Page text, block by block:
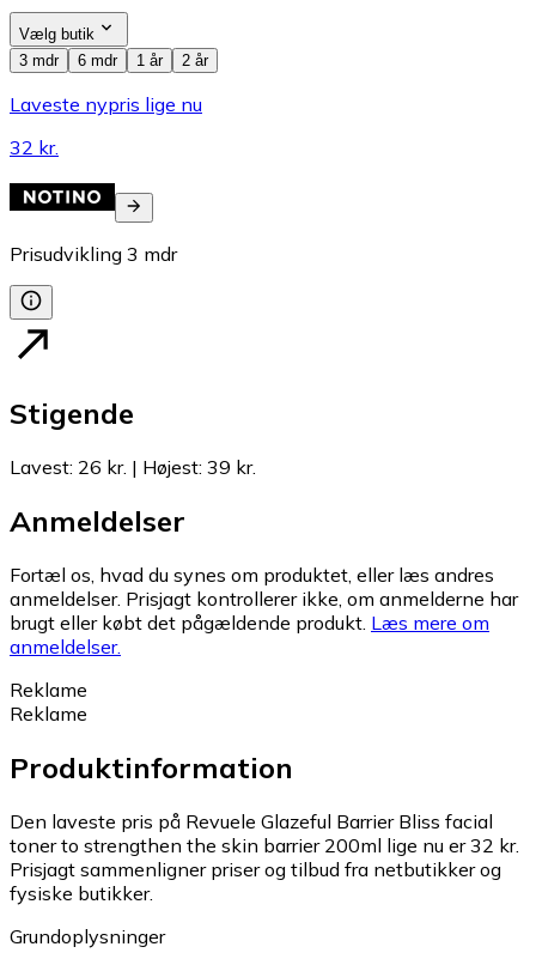
Vælg butik
3 mdr
6 mdr 1 år 2 år
Laveste nypris lige nu
32 kr.
Prisudvikling 3 mdr
Stigende
Lavest: 26 kr. | Højest: 39 kr.
Anmeldelser
Fortæl os, hvad du synes om produktet, eller læs andres
anmeldelser. Prisjagt kontrollerer ikke, om anmelderne har
brugt eller købt det pågældende produkt. Læs mere om
anmeldelser.
Reklame
Reklame
Produktinformation
Den laveste pris på Revuele Glazeful Barrier Bliss facial
toner to strengthen the skin barrier 200ml lige nu er 32 kr.
Prisjagt sammenligner priser og tilbud fra netbutikker og
fysiske butikker.
Grundoplysninger